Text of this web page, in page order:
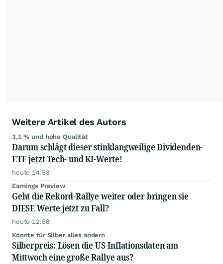
Weitere Artikel des Autors
3,1 % und hohe Qualität
Darum schlägt dieser stinklangweilige Dividenden-
ETF jetzt Tech- und KI-Werte!
heute 14:58
Earnings Preview
Geht die Rekord-Rallye weiter oder bringen sie
DIESE Werte jetzt zu Fall?
heute 12:58
Könnte für Silber alles ändern
Silberpreis: Lösen die US-Inflationsdaten am
Mittwoch eine große Rallye aus?